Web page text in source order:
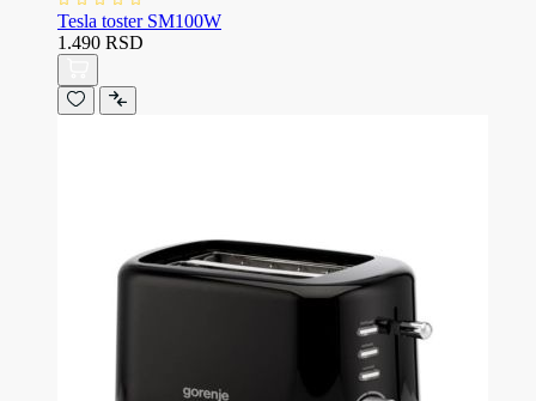
Tesla toster SM100W
1.490 RSD